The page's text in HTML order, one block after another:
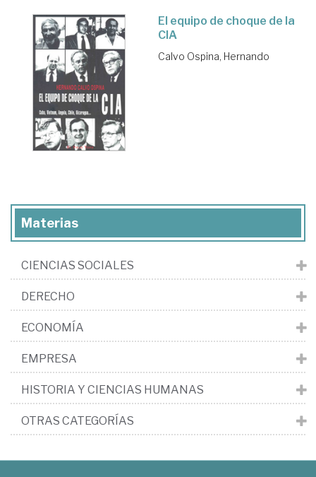
El equipo de choque de la
CIA
Calvo Ospina, Hernando
Materias
CIENCIAS SOCIALES
DERECHO
ECONOMÍA
EMPRESA
HISTORIA Y CIENCIAS HUMANAS
OTRAS CATEGORÍAS